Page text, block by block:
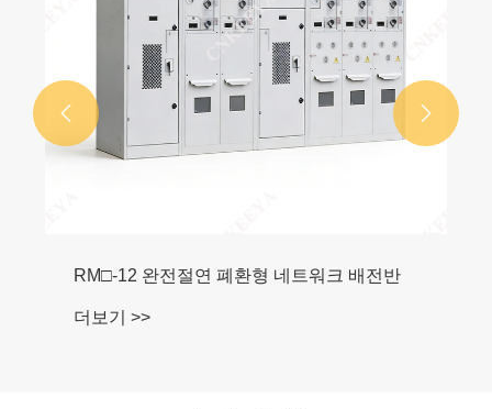
RM□-12 완전절연 폐환형 네트워크 배전반
더보기 >>
 